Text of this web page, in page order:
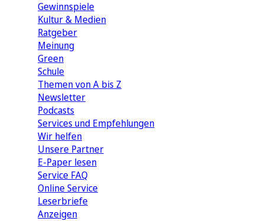
Gewinnspiele
Kultur & Medien
Ratgeber
Meinung
Green
Schule
Themen von A bis Z
Newsletter
Podcasts
Services und Empfehlungen
Wir helfen
Unsere Partner
E-Paper lesen
Service FAQ
Online Service
Leserbriefe
Anzeigen